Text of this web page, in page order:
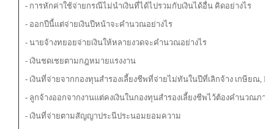
- การหักค่าใช้จ่ายกรณีไม่นำเงินที่ได้ไปรวมกับเงินได้อื่น คิดอย่างไร
- ออกปีนี้แต่จ่ายเงินปีหน้าจะคำนวณอย่างไร
- นายจ้างทยอยจ่ายเงินให้หลายงวดจะคำนวณอย่างไร
- เงินชดเชยตามกฎหมายแรงงาน
- เงินที่จ่ายจากกองทุนสำรองเลี้ยงชีพที่จ่ายไม่ทันในปีที่เลิกจ้าง เกษียณ,
- ลูกจ้างออกจากงานแต่คงเงินในกองทุนสำรองเลี้ยงชีพไว้ต้องคำนวณภาษี
- เงินที่จ่ายตามสัญญาประนีประนอมยอมความ